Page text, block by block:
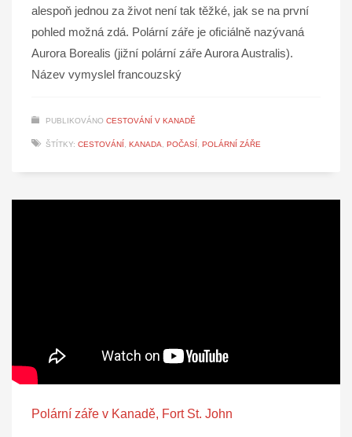
alespoň jednou za život není tak těžké, jak se na první
pohled možná zdá. Polární záře je oficiálně nazývaná
Aurora Borealis (jižní polární záře Aurora Australis).
Název vymyslel francouzský
PUBLIKOVÁNO CESTOVÁNÍ V KANADĚ
ŠTÍTKY: CESTOVÁNÍ, KANADA, POČASÍ, POLÁRNÍ ZÁŘE
Polární záře v Kanadě, Fort St. John